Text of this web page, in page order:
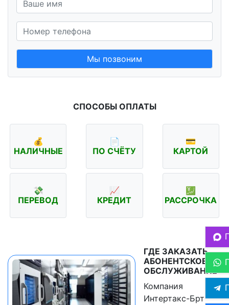
Мы позвоним
СПОСОБЫ ОПЛАТЫ
💰
НАЛИЧНЫЕ
📄
ПО СЧЁТУ
💳
КАРТОЙ
💸
ПЕРЕВОД
📈
КРЕДИТ
💹
РАССРОЧКА
ГДЕ ЗАКАЗАТЬ
АБОНЕНТСКОЕ
ОБСЛУЖИВАНИЕ
Компания
Интертакс-Брт